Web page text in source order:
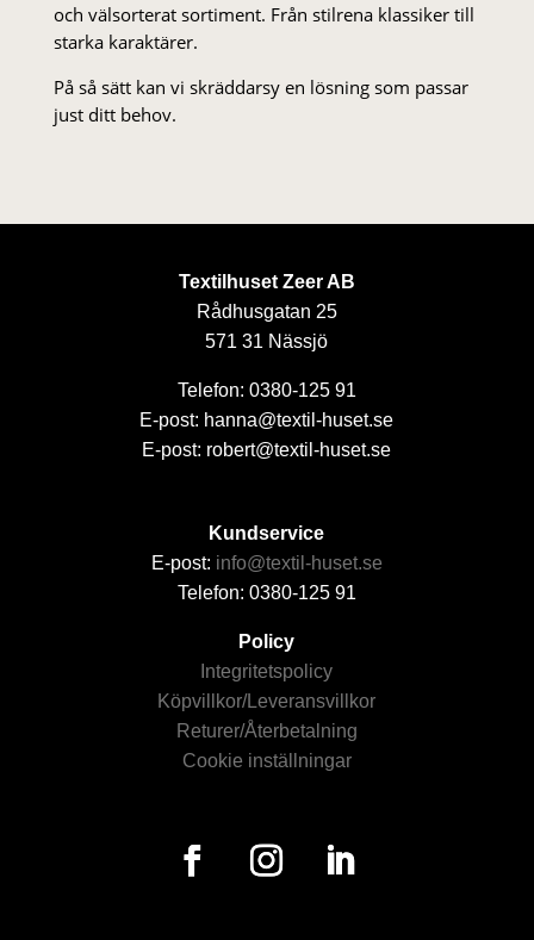
och välsorterat sor­ti­ment. Från stil­rena klas­siker till
starka karaktärer.
På så sätt kan vi skräddarsy en lösning som passar
just ditt behov.
Textilhuset Zeer AB
Rådhusgatan 25
571 31 Nässjö
Telefon: 0380-125 91
E-post: hanna@textil-huset.se
E-post: robert@textil-huset.se
Kundservice
E-post: info@textil-huset.se
Telefon: 0380-125 91
Policy
Integritetspolicy
Köpvillkor/Leveransvillkor
Returer/Återbetalning
Cookie inställningar